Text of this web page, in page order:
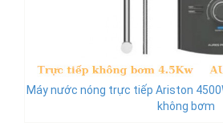
Máy nước nóng trực tiếp Ariston
không bơm